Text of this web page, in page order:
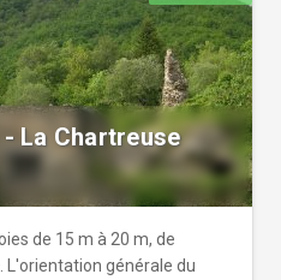
La Chartreuse
de 15 m à 20 m, de
L'orientation générale du